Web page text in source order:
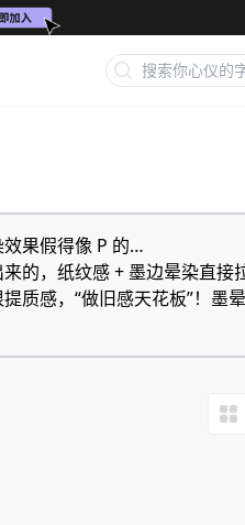
果假得像 P 的…​
的，纸纹感 + 墨边晕染直接
质感，“做旧感天花板”！墨